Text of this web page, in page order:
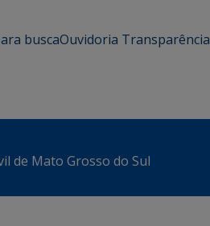
buscaOuvidoria Transparência
de Mato Grosso do Sul